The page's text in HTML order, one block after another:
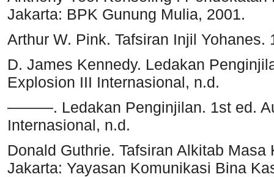
Jakarta: BPK Gunung Mulia, 2001.
Arthur W. Pink. Tafsiran Injil
D. James Kennedy. Ledakan
Explosion III Internasional, n.d.
———. Ledakan Penginjilan. 1st ed.
Internasional, n.d.
Donald Guthrie. Tafsiran Alkitab
Jakarta: Yayasan Komunikasi Bina